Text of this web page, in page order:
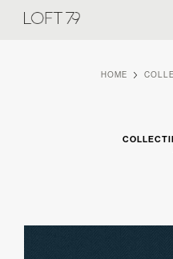
HOME